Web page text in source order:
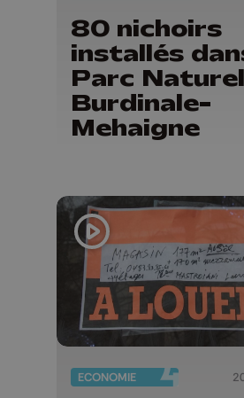
80 nichoirs
installés
Parc Naturel
Burdinale-
Mehaigne
ECONOMIE